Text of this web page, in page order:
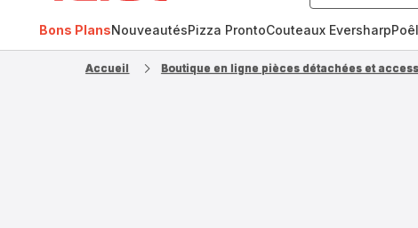
Bons PlansNouveautésPizza ProntoCouteaux Eversharp
Accueil Boutique en ligne pièces détachées et